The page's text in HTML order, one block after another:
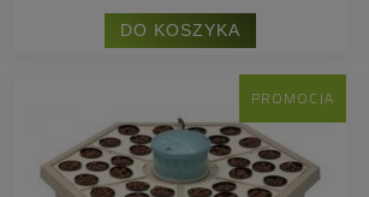
DO KOSZYKA
PROMOCJA